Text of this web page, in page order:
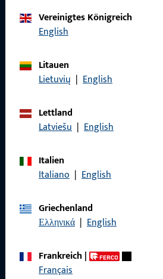
Kontaktieren Sie uns
Vereinigtes Königreich
English
Litauen
Lietuvių | English
Lettland
Latviešu | English
Italien
Italiano | English
Griechenland
Ελληνικά | English
Frankreich|
Français
Allgemeines
Datenschutz
Schnelleinstieg